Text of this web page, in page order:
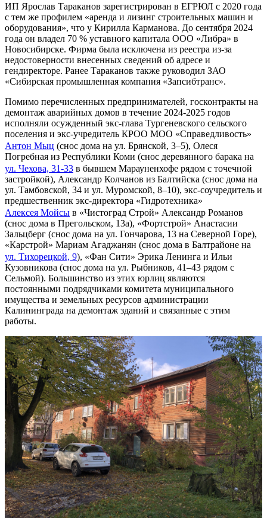
ИП Ярослав Тараканов зарегистрирован в ЕГРЮЛ с 2020 года
с тем же профилем «аренда и лизинг строительных машин и
оборудования», что у Кирилла Карманова. До сентября 2024
года он владел 70 % уставного капитала ООО «Либра» в
Новосибирске. Фирма была исключена из реестра из-за
недостоверности внесенных сведений об адресе и
гендиректоре. Ранее Тараканов также руководил ЗАО
«Сибирская промышленная компания «Запсибтранс».
Помимо перечисленных предпринимателей, госконтракты на
демонтаж аварийных домов в течение 2024-2025 годов
исполняли осужденный экс-глава Тургеневского сельского
поселения и экс-учредитель КРОО МОО «Справедливость»
Антон Мыц (снос дома на ул. Брянской, 3–5), Олеся
Погребная из Республики Коми (снос деревянного барака на
ул. Чехова, 31-33 в бывшем Марауненхофе рядом с точечной
застройкой), Александр Колчанов из Балтийска (снос дома на
ул. Тамбовской, 34 и ул. Муромской, 8–10), экс-соучредитель и
предшественник экс-директора «Гидротехника»
Алексея Мойсы в «Чистоград Строй» Александр Романов
(снос дома в Прегольском, 13а), «Фортстрой» Анастасии
Зальцберг (снос дома на ул. Гончарова, 13 на Северной Горе),
«Карстрой» Мариам Агаджанян (снос дома в Балтрайоне на
ул. Тихорецкой, 9), «Фан Сити» Эрика Ленинга и Ильи
Кузовникова (снос дома на ул. Рыбников, 41–43 рядом с
Сельмой). Большинство из этих юрлиц являются
постоянными подрядчиками комитета муниципального
имущества и земельных ресурсов администрации
Калининграда на демонтаж зданий и связанные с этим
работы.